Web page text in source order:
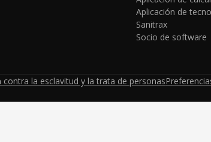
Aplicación de
Sanitrax
Socio de software
contra la esclavitud y la trata de personas